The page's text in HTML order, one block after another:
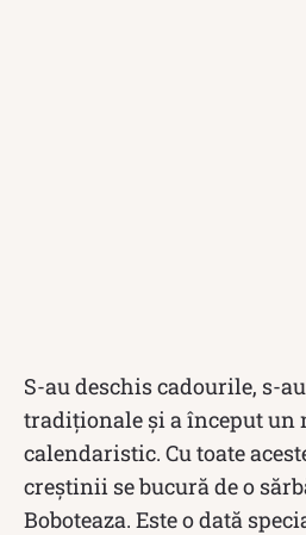
S-au deschis cadourile, s-
tradiționale și a început un
calendaristic. Cu toate
creștinii se bucură de o
Boboteaza. Este o dată